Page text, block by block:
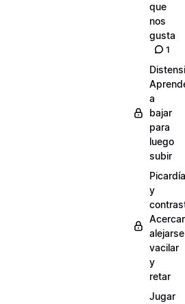
que
nos
gusta
1
a
bajar
para
luego
subir
Picardía
y
vacilar
y
retar
Jugar